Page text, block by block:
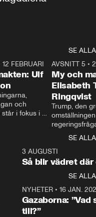
SE ALLA
27:30
12 FEBRUARI
Ulf
och
i fokus i
Kristersson
AVSNITT 5 •
My och
Elisabeth
Ringqvist
Trump, den
centrum i
avsnittet av
Makten”. Se
Aftonbladets
Rohwedder
Thand Ring
SE ALLA
3 AUGUSTI
Så blir vädret där
SE ALLA
NYHETER• 16 JAN.
Gazaborna:
till?”